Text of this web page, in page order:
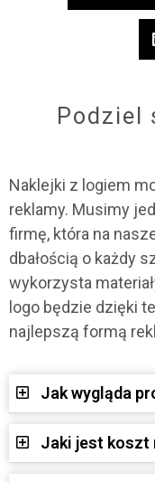
Podziel
Naklejki z logiem
reklamy. Musimy
firmę, która na
dbałością o każdy
wykorzysta
logo będzie dzięki
najlepszą formą
Jak wygląda
Jaki jest koszt